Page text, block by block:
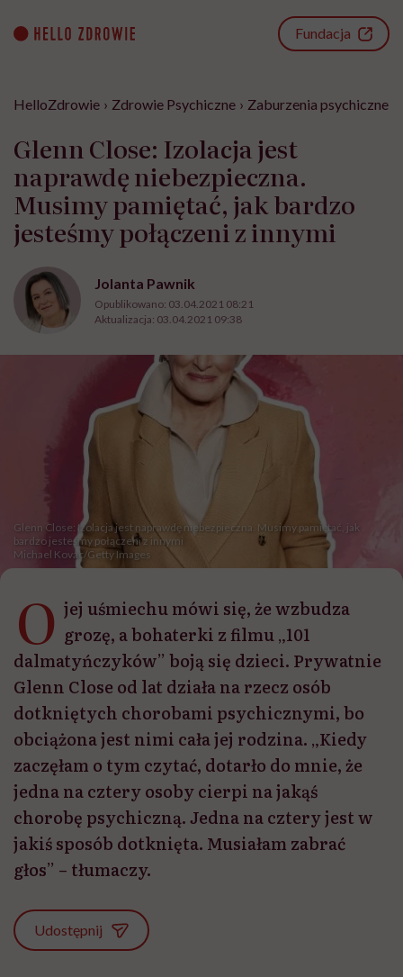
content
Fundacja
HelloZdrowie › Zdrowie Psychiczne › Zaburzenia psychiczne
Glenn Close: Izolacja jest
naprawdę niebezpieczna.
Musimy pamiętać, jak bardzo
jesteśmy połączeni z innymi
Jolanta Pawnik
Opublikowano: 03.04.2021 08:21
Aktualizacja: 03.04.2021 09:38
Glenn Close: Izolacja jest naprawdę niebezpieczna. Musimy pamiętać, jak
bardzo jesteśmy połączeni z innymi
Michael Kovac/Getty Images
O jej uśmiechu mówi się, że wzbudza
grozę, a bohaterki z filmu „101
dalmatyńczyków” boją się dzieci. Prywatnie
Glenn Close od lat działa na rzecz osób
dotkniętych chorobami psychicznymi, bo
obciążona jest nimi cała jej rodzina. „Kiedy
zaczęłam o tym czytać, dotarło do mnie, że
jedna na cztery osoby cierpi na jakąś
chorobę psychiczną. Jedna na cztery jest w
jakiś sposób dotknięta. Musiałam zabrać
głos” – tłumaczy.
Udostępnij